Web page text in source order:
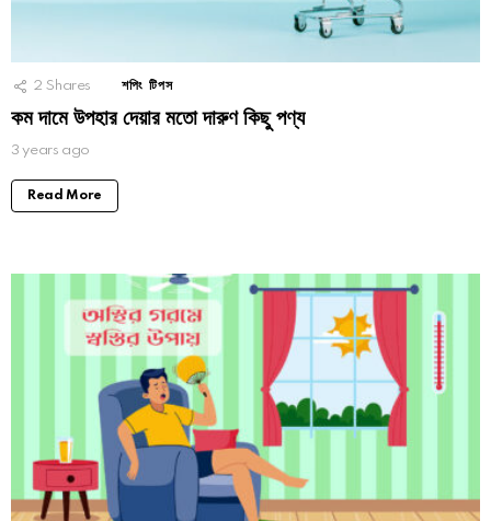
2 Shares শপিং টিপস
কম দামে উপহার দেয়ার মতো দারুণ কিছু পণ্য
3 years ago
Read More